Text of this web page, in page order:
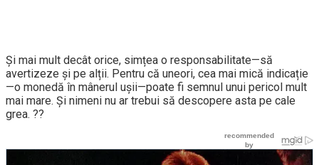
Și mai mult decât orice, simțea o responsabilitate—să
avertizeze și pe alții. Pentru că uneori, cea mai mică indicație
—o monedă în mânerul ușii—poate fi semnul unui pericol mult
mai mare. Și nimeni nu ar trebui să descopere asta pe cale
grea. ??